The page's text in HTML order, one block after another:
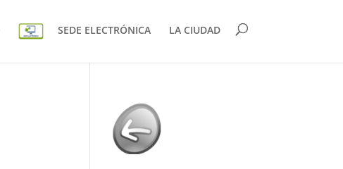
SEDE ELECTRÓNICA LA CIUDAD